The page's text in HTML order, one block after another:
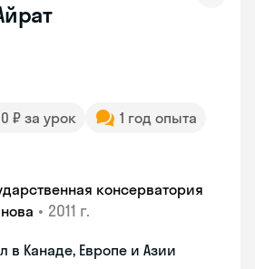
₽ за урок
1 год опыта
консерватория
• 2011 г.
в Канаде, Европе и Азии